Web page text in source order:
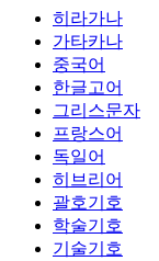
히라가나
가타카나
중국어
한글고어
그리스문자
프랑스어
독일어
히브리어
괄호기호
학술기호
기술기호